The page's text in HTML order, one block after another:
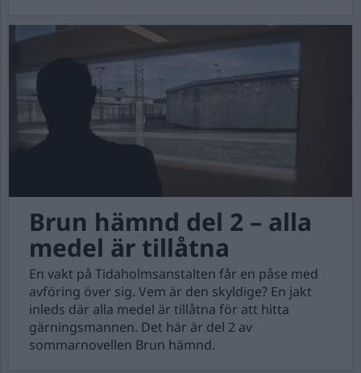
Brun hämnd del 2 – alla
medel är tillåtna
En vakt på Tidaholmsanstalten får en påse med
avföring över sig. Vem är den skyldige? En jakt
inleds där alla medel är tillåtna för att hitta
gärningsmannen. Det här är del 2 av
sommarnovellen Brun hämnd.